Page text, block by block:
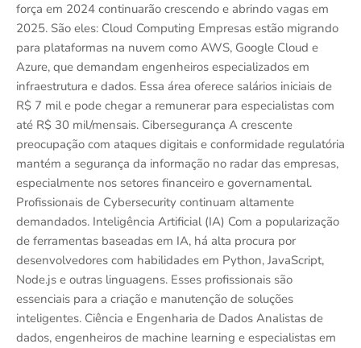
força em 2024 continuarão crescendo e abrindo vagas em
2025. São eles: Cloud Computing Empresas estão migrando
para plataformas na nuvem como AWS, Google Cloud e
Azure, que demandam engenheiros especializados em
infraestrutura e dados. Essa área oferece salários iniciais de
R$ 7 mil e pode chegar a remunerar para especialistas com
até R$ 30 mil/mensais. Cibersegurança A crescente
preocupação com ataques digitais e conformidade regulatória
mantém a segurança da informação no radar das empresas,
especialmente nos setores financeiro e governamental.
Profissionais de Cybersecurity continuam altamente
demandados. Inteligência Artificial (IA) Com a popularização
de ferramentas baseadas em IA, há alta procura por
desenvolvedores com habilidades em Python, JavaScript,
Node.js e outras linguagens. Esses profissionais são
essenciais para a criação e manutenção de soluções
inteligentes. Ciência e Engenharia de Dados Analistas de
dados, engenheiros de machine learning e especialistas em